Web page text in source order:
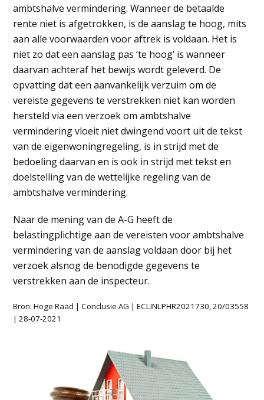
ambtshalve vermindering. Wanneer de betaalde
rente niet is afgetrokken, is de aanslag te hoog, mits
aan alle voorwaarden voor aftrek is voldaan. Het is
niet zo dat een aanslag pas ‘te hoog’ is wanneer
daarvan achteraf het bewijs wordt geleverd. De
opvatting dat een aanvankelijk verzuim om de
vereiste gegevens te verstrekken niet kan worden
hersteld via een verzoek om ambtshalve
vermindering vloeit niet dwingend voort uit de tekst
van de eigenwoningregeling, is in strijd met de
bedoeling daarvan en is ook in strijd met tekst en
doelstelling van de wettelijke regeling van de
ambtshalve vermindering.
Naar de mening van de A-G heeft de
belastingplichtige aan de vereisten voor ambtshalve
vermindering van de aanslag voldaan door bij het
verzoek alsnog de benodigde gegevens te
verstrekken aan de inspecteur.
Bron: Hoge Raad | Conclusie AG | ECLINLPHR2021730, 20/03558
| 28-07-2021